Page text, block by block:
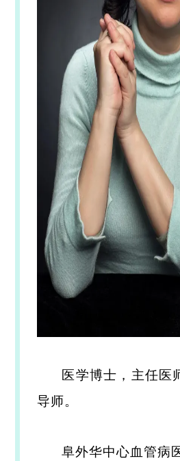
医学博士，主任医
导师。
阜外华中心血管病